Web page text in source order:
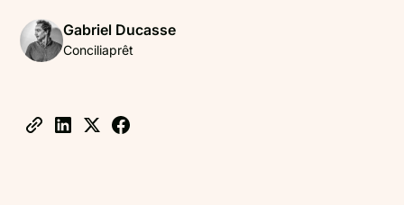
Gabriel Ducasse
Conciliaprêt